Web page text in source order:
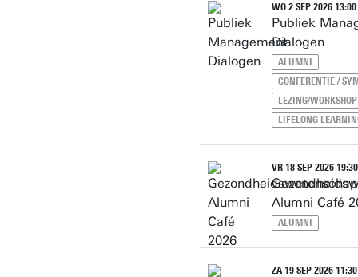
WO 2 SEP 2026
Publiek
Dialogen
ALUMNI
CONFERENTIE /
LEZING/WORKSHOP
LIFELONG
VR 18 SEP 2026
Alumni Café
ALUMNI
ZA 19 SEP 2026